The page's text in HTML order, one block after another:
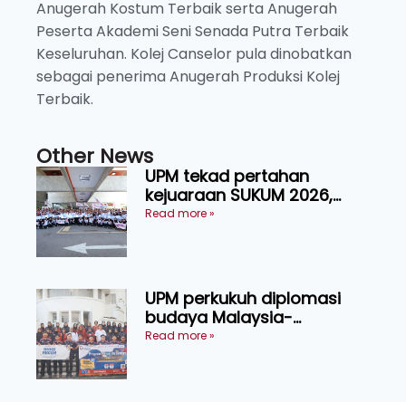
Anugerah Kostum Terbaik serta Anugerah
Peserta Akademi Seni Senada Putra Terbaik
Keseluruhan. Kolej Canselor pula dinobatkan
sebagai penerima Anugerah Produksi Kolej
Terbaik.
Other News
UPM tekad pertahan
kejuaraan SUKUM 2026,
sasar 16 pingat emas
Read more »
UPM perkukuh diplomasi
budaya Malaysia-
Indonesia melalui Narasi
Read more »